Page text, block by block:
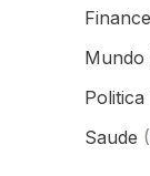
Mundo
Politica
Saude